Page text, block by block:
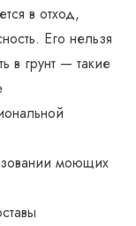
в отход,
Его нельзя
в грунт — такие
моющих